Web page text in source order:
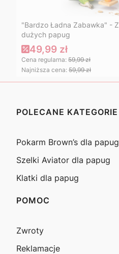
"Bardzo Ładna Zabawka" -
dużych papug
49,99 zł
Cena regularna: 59,99 zł
Najniższa cena: 59,99 zł
Linki w stopce
POLECANE KATEGORIE
Pokarm Brown’s dla papug
Szelki Aviator dla papug
Klatki dla papug
POMOC
Zwroty
Reklamacje